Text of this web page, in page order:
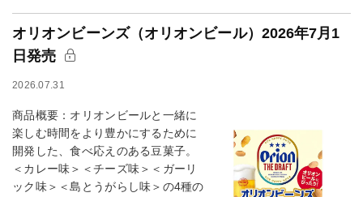
オリオンビーンズ（オリオンビール）2026年7月1
日発売
2026.07.31
商品概要：オリオンビールと一緒に
楽しむ時間をより豊かにするために
開発した、食べ応えのある豆菓子。
＜カレー味＞＜チーズ味＞＜ガーリ
ック味＞＜島とうがらし味＞の4種の